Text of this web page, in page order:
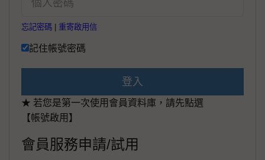
忘記密碼 重寄啟用信
記住帳號密碼
登入
★ 若您是第一次使用會員資料庫，請先點選
【帳號啟用】
會員服務申請/試用